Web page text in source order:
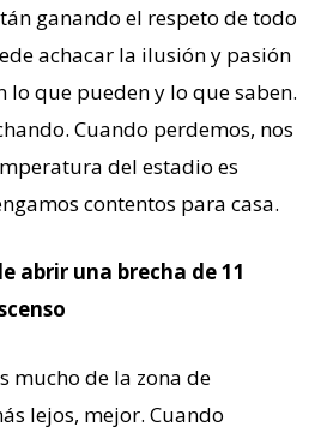
ganando el respeto de todo
achacar la ilusión y pasión
lo que pueden y lo que saben.
Cuando perdemos, nos
del estadio es
contentos para casa.
abrir una brecha de 11
mucho de la zona de
lejos, mejor. Cuando